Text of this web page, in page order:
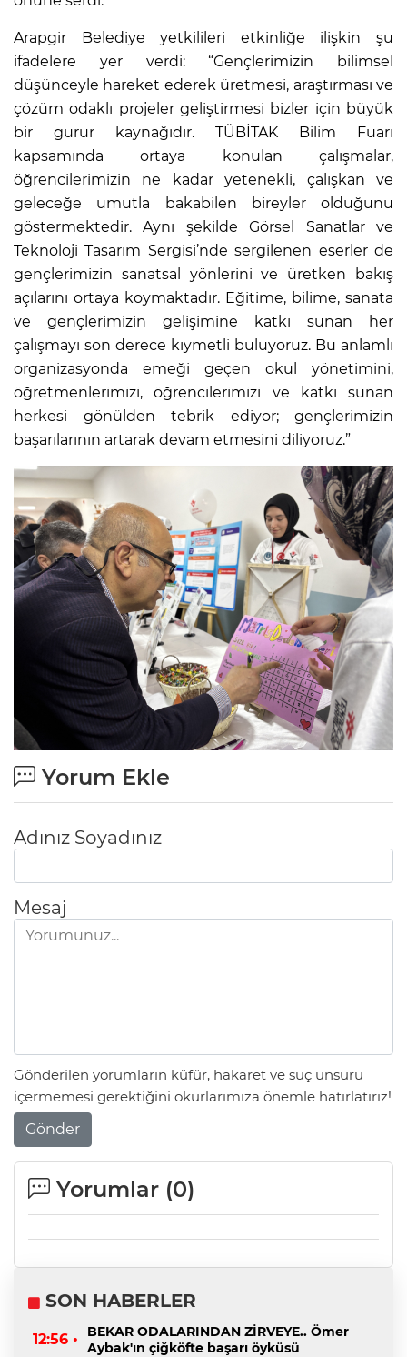
Arapgir Belediye yetkilileri etkinliğe ilişkin şu
ifadelere yer verdi: “Gençlerimizin bilimsel
düşünceyle hareket ederek üretmesi, araştırması ve
çözüm odaklı projeler geliştirmesi bizler için büyük
bir gurur kaynağıdır. TÜBİTAK Bilim Fuarı
kapsamında ortaya konulan çalışmalar,
öğrencilerimizin ne kadar yetenekli, çalışkan ve
geleceğe umutla bakabilen bireyler olduğunu
göstermektedir. Aynı şekilde Görsel Sanatlar ve
Teknoloji Tasarım Sergisi’nde sergilenen eserler de
gençlerimizin sanatsal yönlerini ve üretken bakış
açılarını ortaya koymaktadır. Eğitime, bilime, sanata
ve gençlerimizin gelişimine katkı sunan her
çalışmayı son derece kıymetli buluyoruz. Bu anlamlı
organizasyonda emeği geçen okul yönetimini,
öğretmenlerimizi, öğrencilerimizi ve katkı sunan
herkesi gönülden tebrik ediyor; gençlerimizin
başarılarının artarak devam etmesini diliyoruz.”
Yorum Ekle
Adınız Soyadınız
Mesaj
Gönderilen yorumların küfür, hakaret ve suç unsuru
içermemesi gerektiğini okurlarımıza önemle hatırlatırız!
Gönder
Yorumlar (0)
SON HABERLER
12:56 •
BEKAR ODALARINDAN ZİRVEYE.. Ömer
Aybak'ın çiğköfte başarı öyküsü